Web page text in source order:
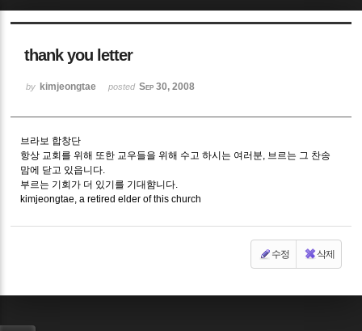
thank you letter
by kimjeongtae posted Sep 30, 2008
브라보 합창단
항상 교회를 위해 또한 교우들을 위해 수고 하시는 여러분, 브르는 그 찬송
맘에 닫고 있읍니다.
부르는 기회가 더 있기를 기대햠니다.
kimjeongtae, a retired elder of this church
수정 삭제
Sketchbook5, 스케치북5
Sketchbook5, 스케치북5